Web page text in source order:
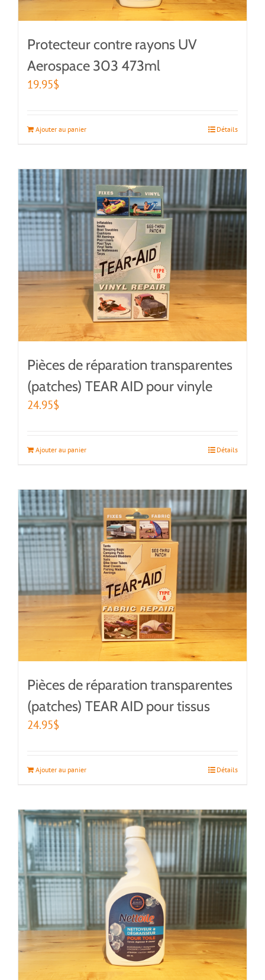
Protecteur contre rayons UV
Aerospace 303 473ml
19.95$
Ajouter au panier Détails
Pièces de réparation transparentes
(patches) TEAR AID pour vinyle
24.95$
Ajouter au panier Détails
Pièces de réparation transparentes
(patches) TEAR AID pour tissus
24.95$
Ajouter au panier Détails